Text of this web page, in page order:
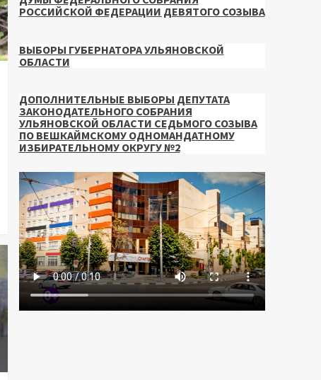
РОССИЙСКОЙ ФЕДЕРАЦИИ ДЕВЯТОГО СОЗЫВА
ВЫБОРЫ ГУБЕРНАТОРА УЛЬЯНОВСКОЙ
ОБЛАСТИ
ДОПОЛНИТЕЛЬНЫЕ ВЫБОРЫ ДЕПУТАТА
ЗАКОНОДАТЕЛЬНОГО СОБРАНИЯ
УЛЬЯНОВСКОЙ ОБЛАСТИ СЕДЬМОГО СОЗЫВА
ПО ВЕШКАЙМСКОМУ ОДНОМАНДАТНОМУ
ИЗБИРАТЕЛЬНОМУ ОКРУГУ №2